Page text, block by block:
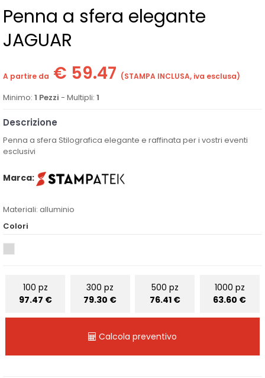
Penna a sfera elegante
JAGUAR
A partire da € 59.47 (STAMPA INCLUSA, iva esclusa)
Minimo: 1 Pezzi - Multipli: 1
Descrizione
Penna a sfera Stilografica elegante e raffinata per i vostri eventi
esclusivi
Marca:
Materiali: alluminio
Colori
100 pz
97.47 €
300 pz
79.30 €
500 pz
76.41 €
1000 pz
63.60 €
Calcola preventivo